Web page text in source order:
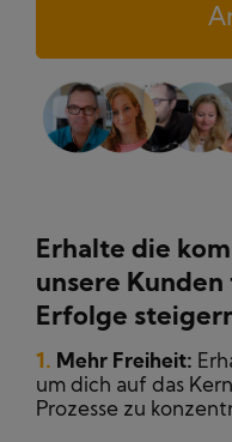
Erhalte die
unsere
Erfolge
1. Mehr Freiheit:
um dich auf das
Prozesse zu